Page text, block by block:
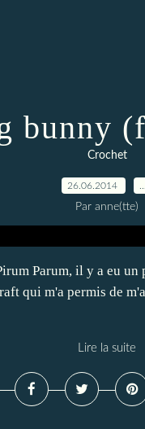
bunny
Crochet
26.06.2014
Par anne(tte)
Parum, il y a eu
qui m'a permis de
Lire la suite